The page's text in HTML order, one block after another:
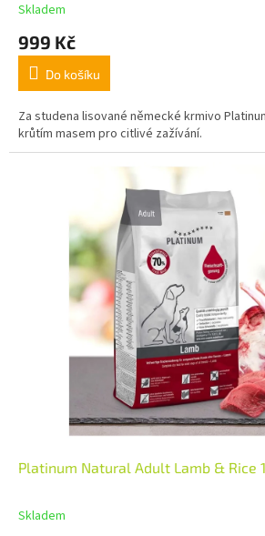
Skladem
999 Kč
Do košíku
Za studena lisované německé krmivo
krůtím masem pro citlivé zažívání.
Platinum Natural Adult Lamb & Rice
Skladem